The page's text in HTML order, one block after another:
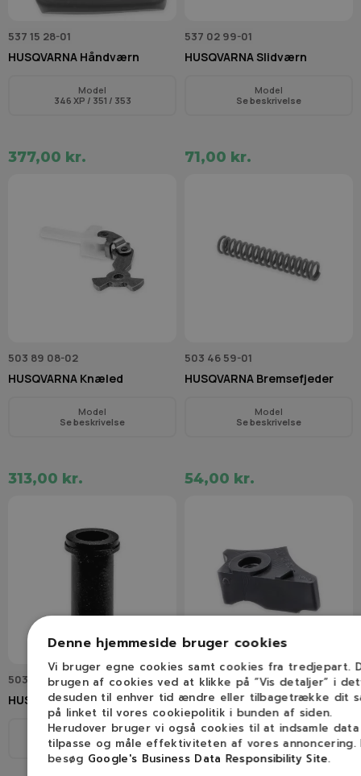
537 15 28-01
HUSQVARNA Håndværn
Model
346 XP / 351 / 353
377,00 kr.
537 02 99-01
HUSQVARNA Slidværn
Model
Se beskrivelse
71,00 kr.
503 89 08-02
HUSQVARNA Knæled
Model
Se beskrivelse
313,00 kr.
503 46 59-01
HUSQVARNA Bremsefjeder
Model
Se beskrivelse
54,00 kr.
503 85 52-01
HUSQVARNA Styremuffe
Model
Se beskrivelse
537 08 90-01
HUSQVARNA Slidværn
Model
Se beskrivelse
Denne hjemmeside bruger cookies
Vi bruger egne cookies samt cookies fra tredjepart.
brugen af cookies ved at klikke på ”Vis detaljer” i
desuden til enhver tid ændre eller tilbagetrække dit
på linket til vores cookiepolitik i bunden af siden.
Herudover bruger vi også cookies til at indsamle
tilpasse og måle effektiviteten af vores annoncering.
besøg Google's Business Data Responsibility Site.